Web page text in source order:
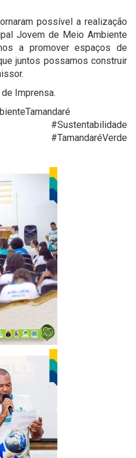
possível a realização
Jovem de Meio Ambiente
a promover espaços de
juntos possamos construir
Imprensa.
#Sustentabilidade
#TamandaréVerde